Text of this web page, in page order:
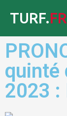
TURF.FR
quinté
2023 :